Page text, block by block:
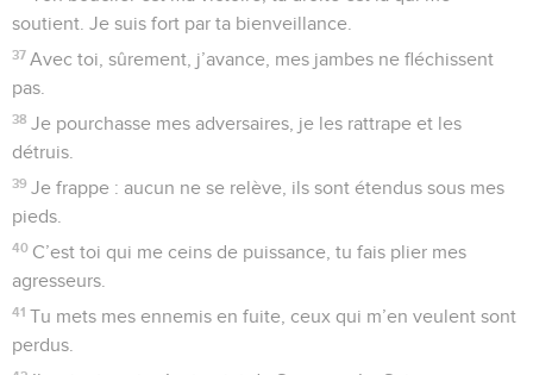
ennemis. Au milieu d’un terrible orage, l’ennemi fuit de tous
côtés.
Alors, les fonds des eaux paraissent, ceux de la terre sont
à nu, Seigneur, à ta voix menaçante, au souffle de ton
ouragan.
grandes eaux,